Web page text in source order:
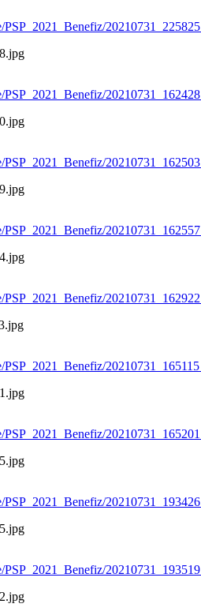
PSP_2021_Benefiz/
PSP_2021_Benefiz/
PSP_2021_Benefiz/
PSP_2021_Benefiz/
PSP_2021_Benefiz/
PSP_2021_Benefiz/
PSP_2021_Benefiz/
PSP_2021_Benefiz/
PSP_2021_Benefiz/